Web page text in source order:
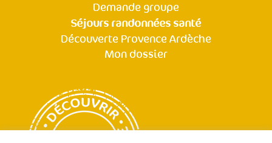
Demande groupe
Séjours randonnées santé
Découverte Provence Ardèche
Mon dossier